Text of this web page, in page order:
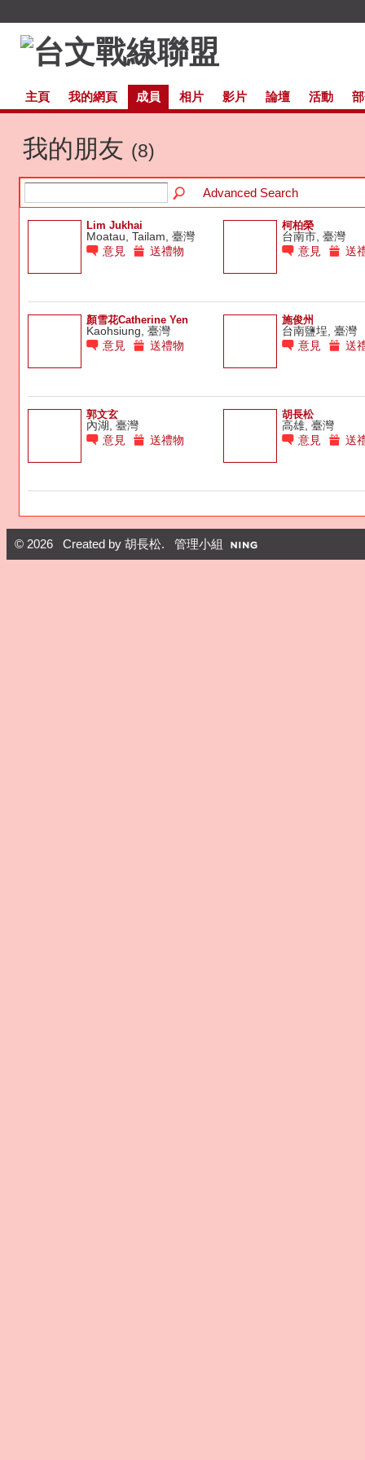
主頁 我的網頁 成員 相片 影片 論壇 活動
我的朋友 (8)
Advanced Search
Lim Jukhai
Moatau, Tailam, 臺灣
意見
送禮物
柯柏榮
台南市, 臺灣
意見
送
顏雪花Catherine Yen
Kaohsiung, 臺灣
意見
送禮物
施俊州
台南鹽埕, 臺灣
意見
送
郭文玄
內湖, 臺灣
意見
送禮物
胡長松
高雄, 臺灣
意見
送
© 2026 Created by 胡長松. 管理小組